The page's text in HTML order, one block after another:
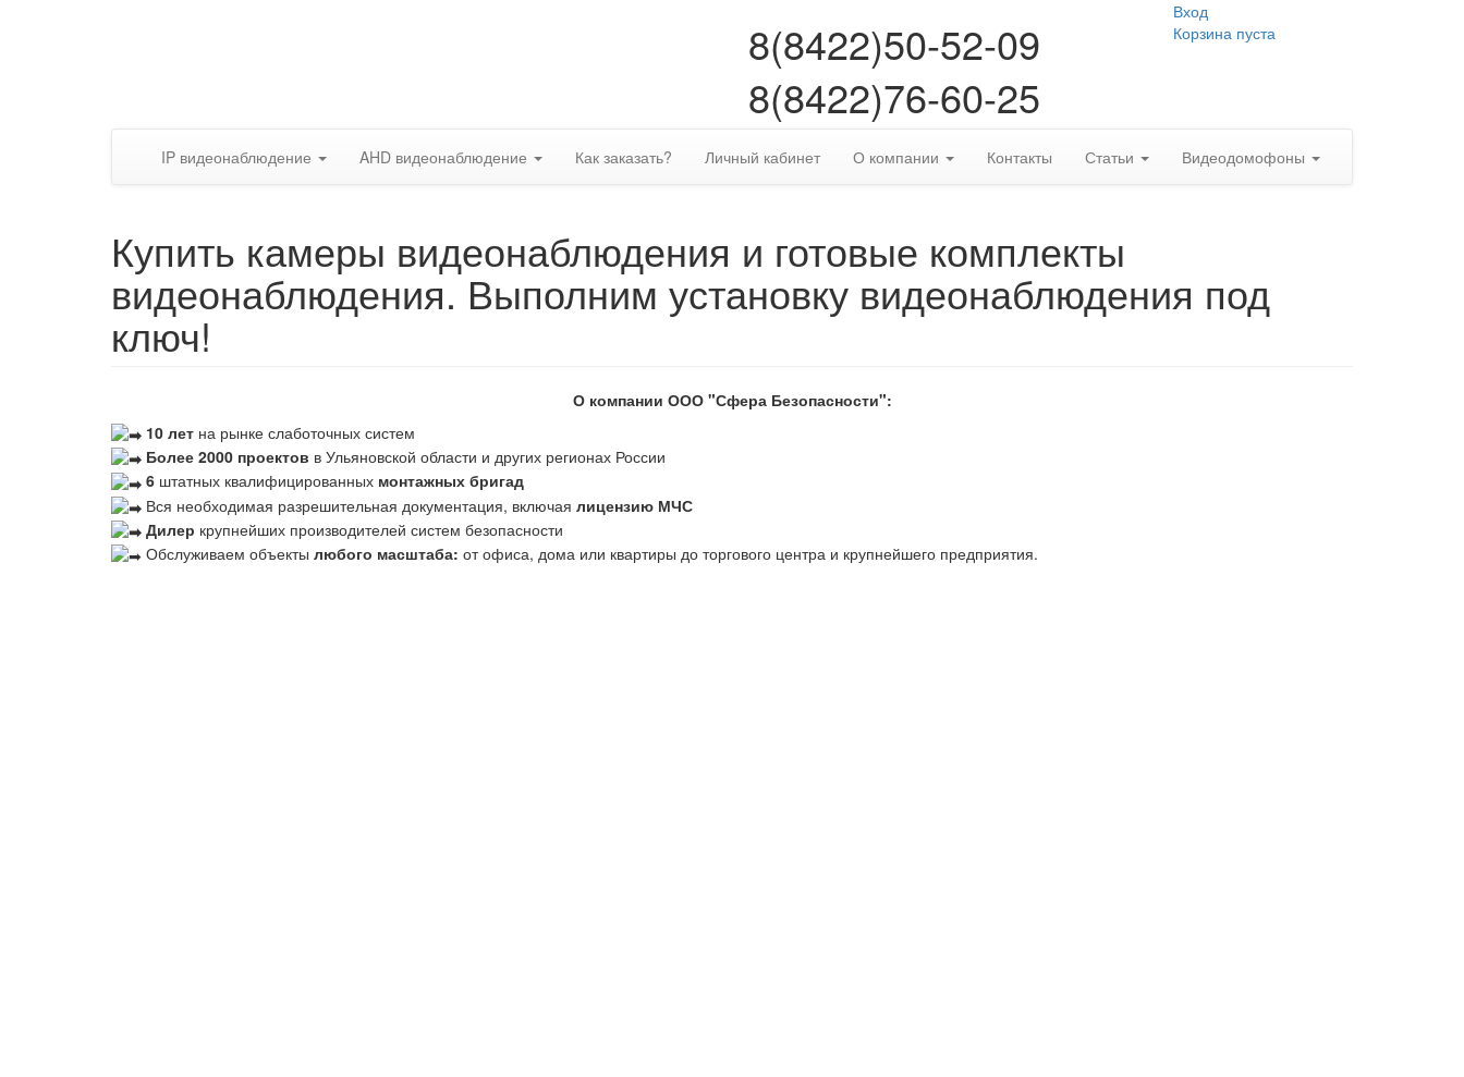
8(8422)50-52-09
8(8422)76-60-25
Вход
Корзина пуста
IP видеонаблюдение AHD видеонаблюдение Как заказать? Личный кабинет О компании Контакты Статьи Видеодомофоны
Купить камеры видеонаблюдения и готовые комплекты
видеонаблюдения. Выполним установку видеонаблюдения под
ключ!
О компании ООО "Сфера Безопасности":
10 лет на рынке слаботочных систем
Более 2000 проектов в Ульяновской области и других регионах России
6 штатных квалифицированных монтажных бригад
Вся необходимая разрешительная документация, включая лицензию МЧС
Дилер крупнейших производителей систем безопасности
Обслуживаем объекты любого масштаба: от офиса, дома или квартиры до торгового центра и крупнейшего предприятия.